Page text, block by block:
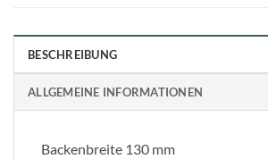
BESCHREIBUNG
ALLGEMEINE INFORMATIONEN
Backenbreite 130 mm